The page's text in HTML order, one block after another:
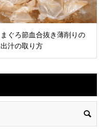
まぐろ節血合抜き薄削りの
出汁の取り方